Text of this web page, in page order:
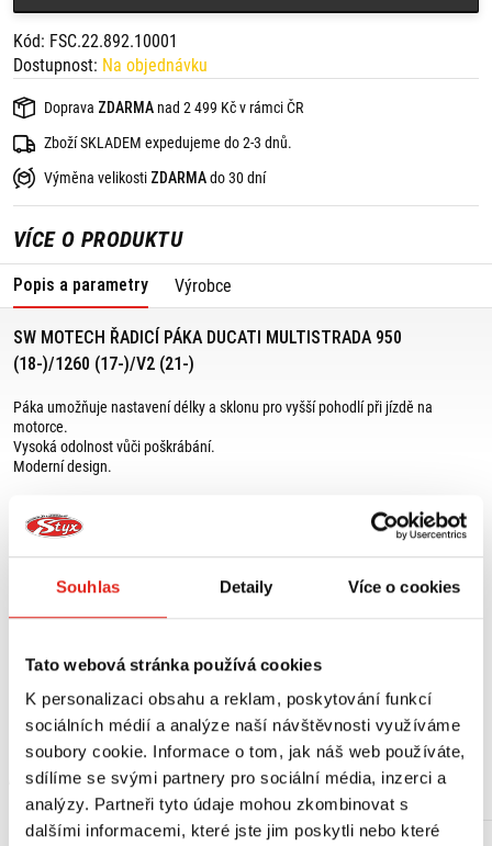
Souhlas Detaily Více o cookies
Tato webová stránka používá cookies
K personalizaci obsahu a reklam, poskytování funkcí
sociálních médií a analýze naší návštěvnosti využíváme
soubory cookie. Informace o tom, jak náš web používáte,
sdílíme se svými partnery pro sociální média, inzerci a
analýzy. Partneři tyto údaje mohou zkombinovat s
dalšími informacemi, které jste jim poskytli nebo které
Kód: FSC.22.892.10001
Dostupnost: Na objednávku
Doprava ZDARMA nad 2 499 Kč v rámci ČR
Zboží SKLADEM expedujeme do 2-3 dnů.
Výměna velikosti ZDARMAdo 30 dní
VÍCE O PRODUKTU
Popis a parametry Výrobce
SW MOTECH ŘADICÍ PÁKA DUCATI MULTISTRADA 950
(18-)/1260 (17-)/V2 (21-)
Páka umožňuje nastavení délky a sklonu pro vyšší pohodlí při jízdě na
motorce.
Vysoká odolnost vůči poškrábání.
Moderní design.
Materiál: hliník
Obsah balení:
1 x řadicí páka,
montážní materiál,
Řadicí páka se sklopí při pádu motorky, pouze pokud je namontována ve
standardní poloze.
MOHLO BY SE VÁM LÍBIT